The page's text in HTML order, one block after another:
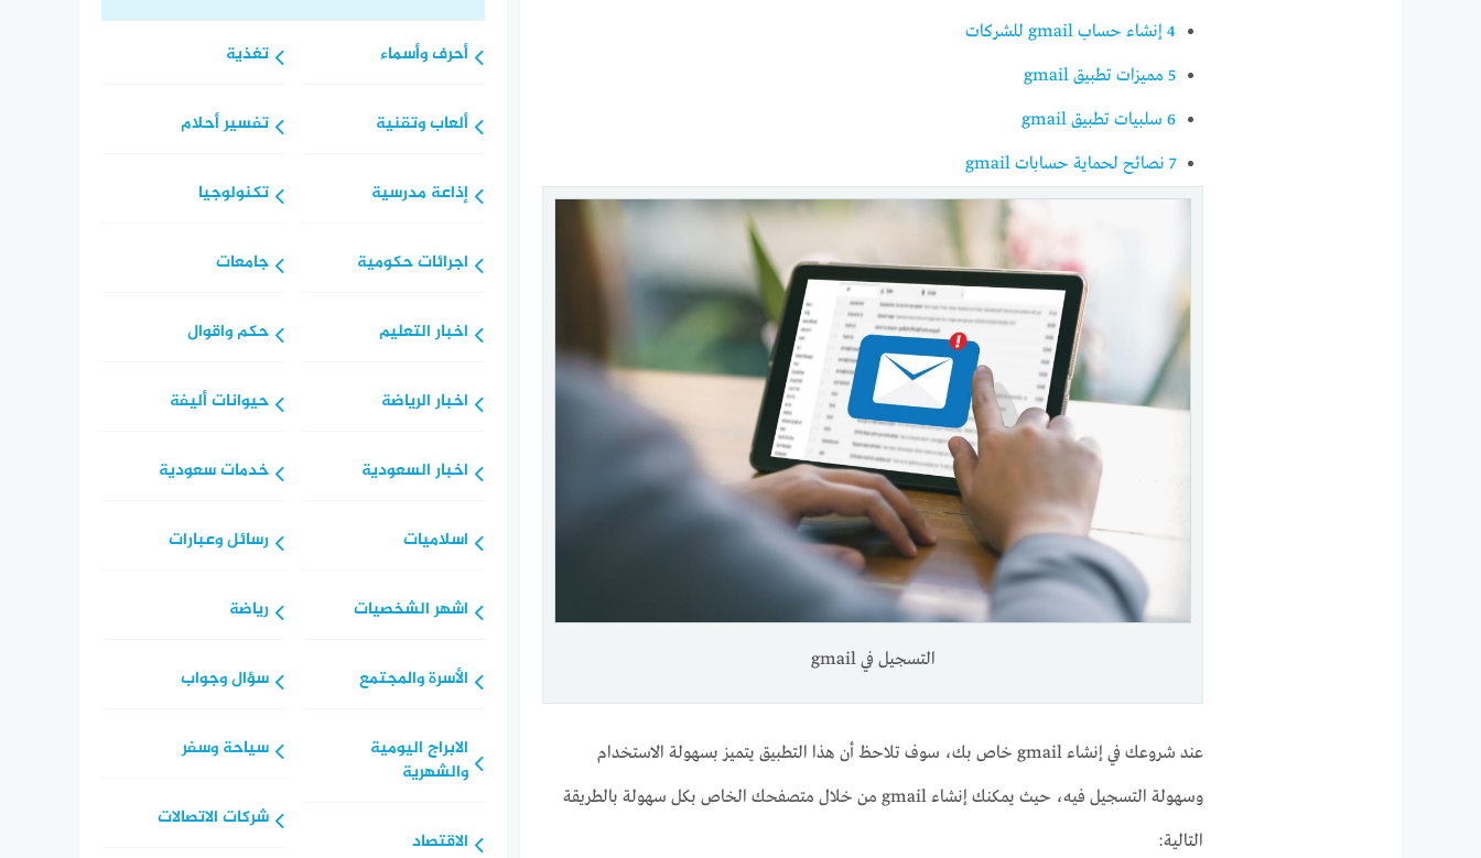
4إنشاء حساب gmail للشركات
5مميزات تطبيق gmail
6سلبيات تطبيق gmail
7نصائح لحماية حسابات gmail
التسجيل في gmail
عند شروعك في إنشاء gmail خاص بك، سوف تلاحظ أن هذا التطبيق يتميز بسهولة الاستخدام
وسهولة التسجيل فيه، حيث يمكنك إنشاء gmail من خلال متصفحك الخاص بكل سهولة بالطريقة
التالية:
أحرف وأسماء
ألعاب وتقنية
إذاعة مدرسية
اجرائات حكومية
اخبار التعليم
اخبار الرياضة
اخبار السعودية
اسلاميات
اشهر الشخصيات
الأسرة والمجتمع
الابراج اليومية
والشهرية
الاقتصاد
تغذية
تفسير أحلام
تكنولوجيا
جامعات
حكم واقوال
حيوانات أليفة
خدمات سعودية
رسائل وعبارات
رياضة
سؤال وجواب
سياحة وسفر
شركات الاتصالات